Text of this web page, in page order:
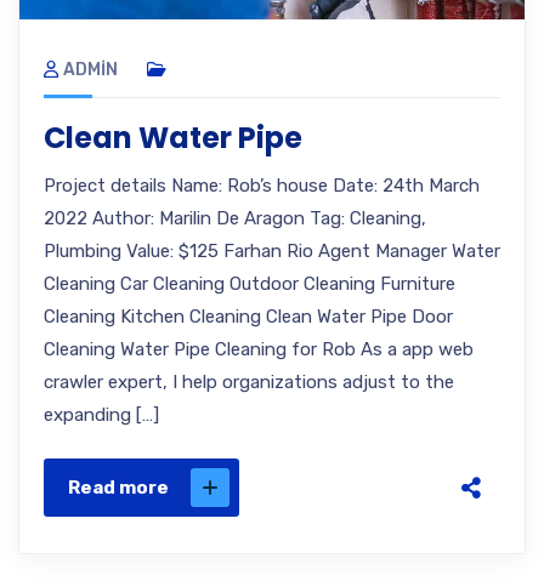
ADMIN
Clean Water Pipe
Project details Name: Rob’s house Date: 24th March
2022 Author: Marilin De Aragon Tag: Cleaning,
Plumbing Value: $125 Farhan Rio Agent Manager Water
Cleaning Car Cleaning Outdoor Cleaning Furniture
Cleaning Kitchen Cleaning Clean Water Pipe Door
Cleaning Water Pipe Cleaning for Rob As a app web
crawler expert, I help organizations adjust to the
expanding […]
Read more